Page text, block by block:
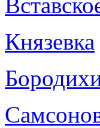
Князевка